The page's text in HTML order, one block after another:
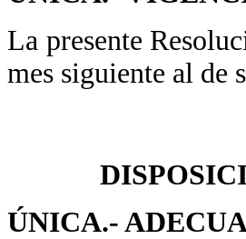
La presente
mes siguiente al de
ÚNICA.-